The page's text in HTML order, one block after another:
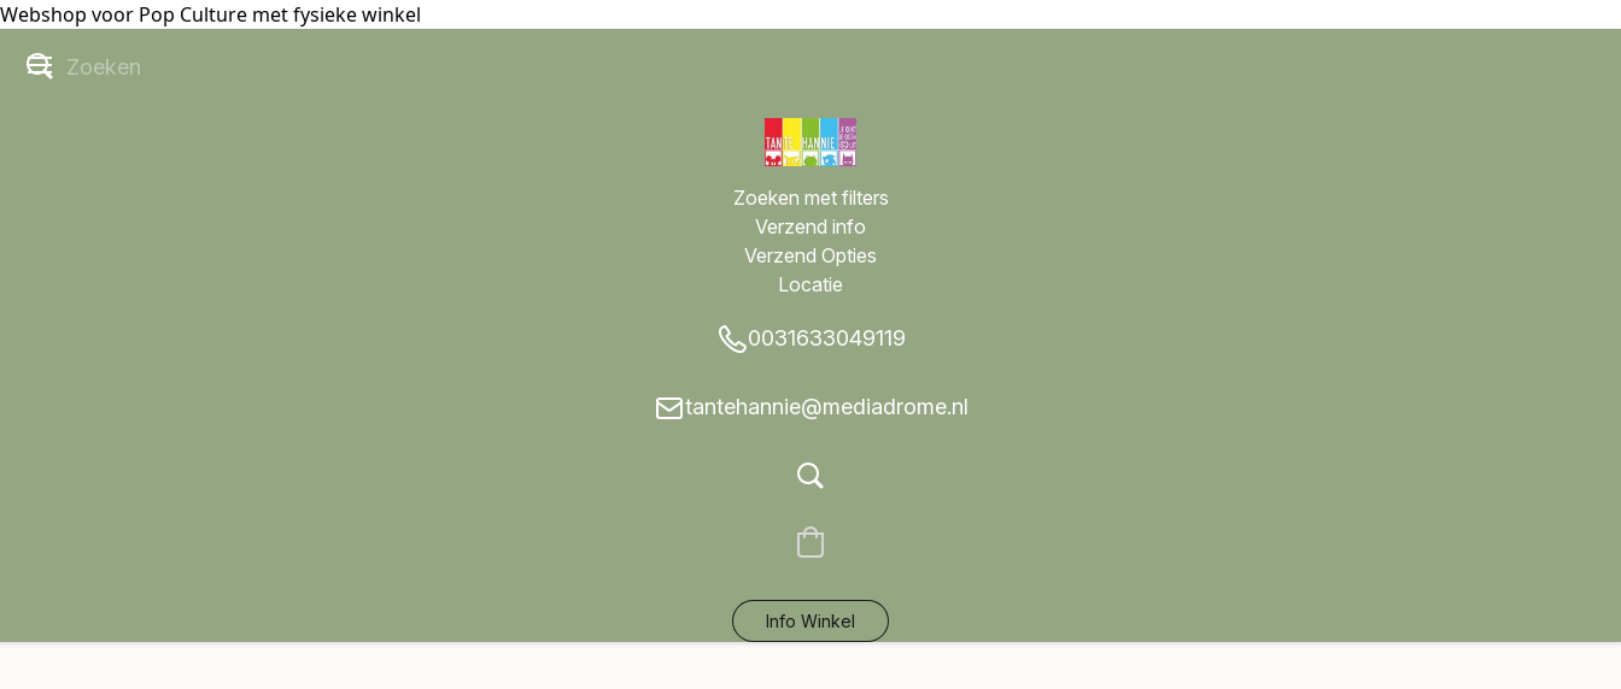
Webshop voor Pop Culture met fysieke winkel
Zoeken met filters
Verzend info
Verzend Opties
Locatie
0031633049119
tantehannie@mediadrome.nl
Info Winkel